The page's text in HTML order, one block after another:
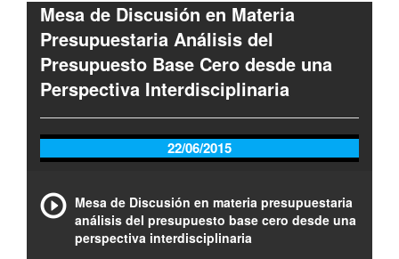
Mesa de Discusión en Materia
Presupuestaria Análisis del
Presupuesto Base Cero desde una
Perspectiva Interdisciplinaria
22/06/2015
Mesa de Discusión en materia presupuestaria
análisis del presupuesto base cero desde una
perspectiva interdisciplinaria